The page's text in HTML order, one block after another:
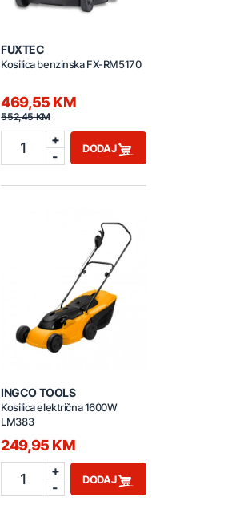
FUXTEC
Kosilica benzinska FX-RM5170
469,55 KM
552,45 KM
1
+
-
DODAJ
INGCO TOOLS
Kosilica električna 1600W
LM383
249,95 KM
1
+
-
DODAJ